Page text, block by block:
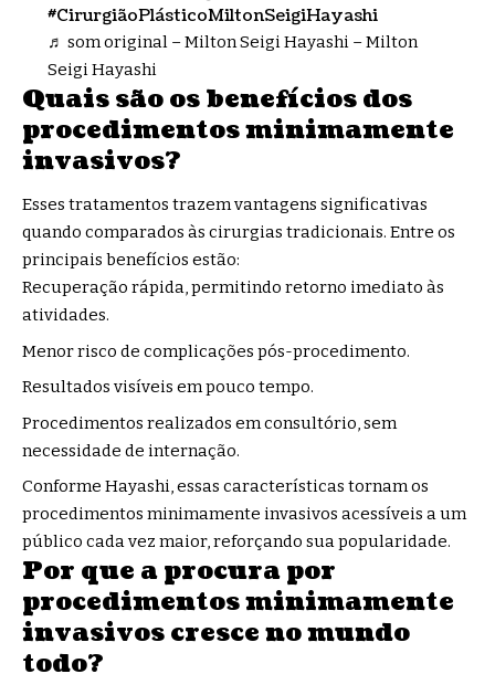
#CirurgiãoPlásticoMiltonSeigiHayashi
♬ som original – Milton Seigi Hayashi – Milton
Seigi Hayashi
Quais são os benefícios dos
procedimentos minimamente
invasivos?
Esses tratamentos trazem vantagens significativas
quando comparados às cirurgias tradicionais. Entre os
principais benefícios estão:
Recuperação rápida, permitindo retorno imediato às
atividades.
Menor risco de complicações pós-procedimento.
Resultados visíveis em pouco tempo.
Procedimentos realizados em consultório, sem
necessidade de internação.
Conforme Hayashi, essas características tornam os
procedimentos minimamente invasivos acessíveis a um
público cada vez maior, reforçando sua popularidade.
Por que a procura por
procedimentos minimamente
invasivos cresce no mundo
todo?